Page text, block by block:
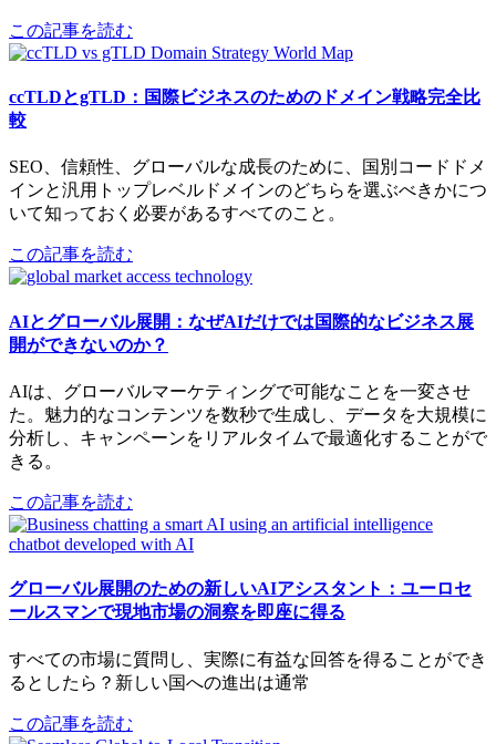
この記事を読む
ccTLDとgTLD：国際ビジネスのためのドメイン戦略完全比
較
SEO、信頼性、グローバルな成長のために、国別コードドメ
インと汎用トップレベルドメインのどちらを選ぶべきかにつ
いて知っておく必要があるすべてのこと。
この記事を読む
AIとグローバル展開：なぜAIだけでは国際的なビジネス展
開ができないのか？
AIは、グローバルマーケティングで可能なことを一変させ
た。魅力的なコンテンツを数秒で生成し、データを大規模に
分析し、キャンペーンをリアルタイムで最適化することがで
きる。
この記事を読む
グローバル展開のための新しいAIアシスタント：ユーロセ
ールスマンで現地市場の洞察を即座に得る
すべての市場に質問し、実際に有益な回答を得ることができ
るとしたら？新しい国への進出は通常
この記事を読む